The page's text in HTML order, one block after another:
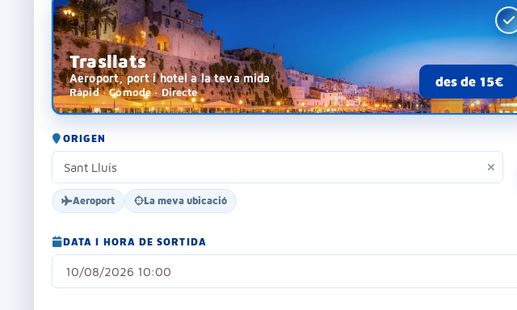
Trasllats
Aeroport, port i hotel a la teva mida
Ràpid · Còmode · Directe
des de 15€
ORIGEN
Aeroport La meva ubicació
DATA I HORA DE SORTIDA